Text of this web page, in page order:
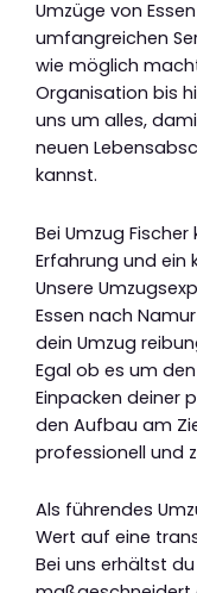
Umzüge von
umfangreichen
wie möglich
Organisation bis
uns um alles,
neuen
kannst.
Bei Umzug
Erfahrung und ein
Unsere
Essen nach
dein Umzug
Egal ob es um
Einpacken deiner
den Aufbau am
professionell und
Als führendes
Wert auf eine
Bei uns erhältst